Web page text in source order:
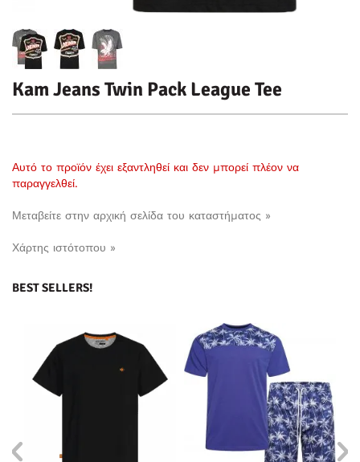
Kam Jeans Twin Pack League Tee
Αυτό το προϊόν έχει εξαντληθεί και δεν μπορεί πλέον να
παραγγελθεί.
Μεταβείτε στην αρχική σελίδα του καταστήματος »
Χάρτης ιστότοπου »
BEST SELLERS!